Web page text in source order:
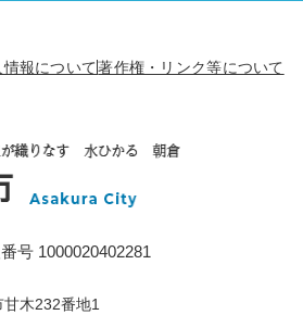
情報について著作権・リンク等について
号 1000020402281
木232番地1